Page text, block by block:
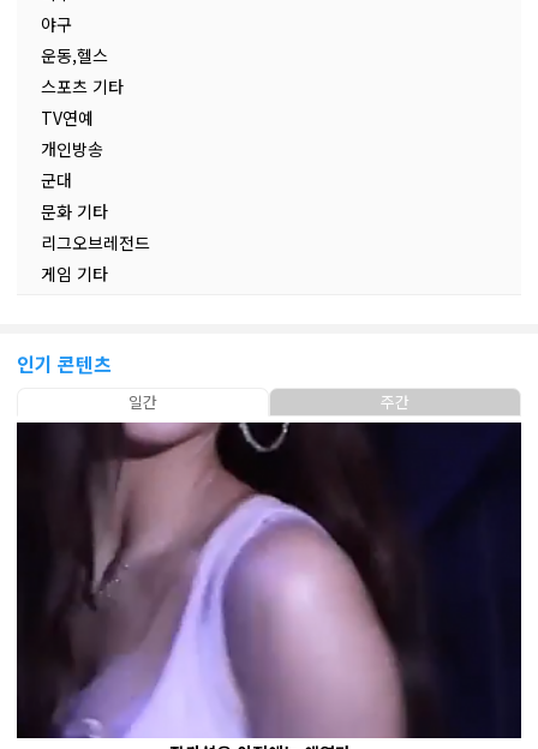
야구
운동,헬스
스포츠 기타
TV연예
개인방송
군대
문화 기타
리그오브레전드
게임 기타
인기 콘텐츠
일간 주간